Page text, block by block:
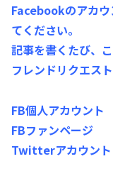
Facebookのアカウ
てください。
記事を書くたび、
フレンドリクエス
FB個人アカウント
FBファンページ
Twitterアカウント